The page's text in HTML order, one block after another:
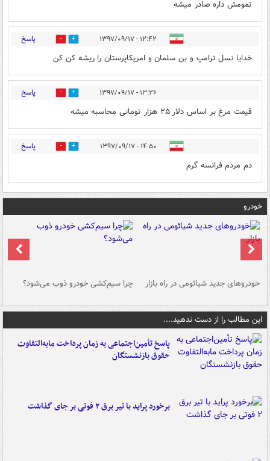
تمومش داره صادر میشه
۱۲:۴۲ - ۱۳۹۷/۰۹/۱۷ 6 پاسخ
خدایا نسل ترامپ و بن سلمان و امریکاپرستان را ریشه کن کن
۱۳:۲۶ - ۱۳۹۷/۰۹/۱۷ 10 پاسخ
قیمت مرغ بر اساس دلار ۲۵ هزار تومانی محاسبه میشه
۱۴:۵۰ - ۱۳۹۷/۰۹/۱۷ 1 پاسخ
دم مردم فرانسه گرم
خودرو
خودروهای جدید شیائومی در راه بازار چرا سیم‌کشی خودرو ذوب می‌شود؟
این مطالب را از دست ندهید....
پاسخ تأمین‌اجتماعی به زمان پرداخت مابه‌التفاوت
حقوق بازنشستگان
برخورد پراید با تیر برق ۲ فوتی بر جای گذاشت